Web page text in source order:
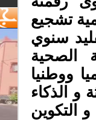
تشجيع
سنوي
الصحية
ووطنيا
و الذكاء